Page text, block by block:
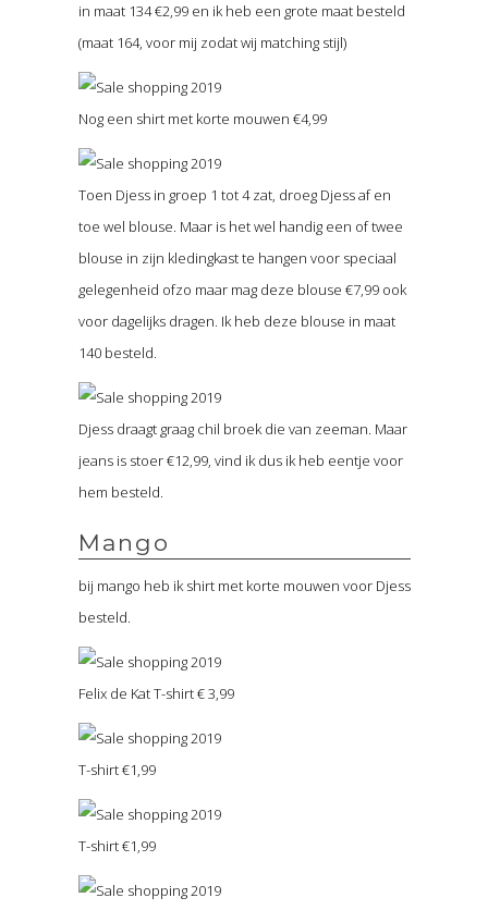
in maat 134 €2,99 en ik heb een grote maat besteld
(maat 164, voor mij zodat wij matching stijl)
Nog een shirt met korte mouwen €4,99
Toen Djess in groep 1 tot 4 zat, droeg Djess af en
toe wel blouse. Maar is het wel handig een of twee
blouse in zijn kledingkast te hangen voor speciaal
gelegenheid ofzo maar mag deze blouse €7,99 ook
voor dagelijks dragen. Ik heb deze blouse in maat
140 besteld.
Djess draagt graag chil broek die van zeeman. Maar
jeans is stoer €12,99, vind ik dus ik heb eentje voor
hem besteld.
Mango
bij mango heb ik shirt met korte mouwen voor Djess
besteld.
Felix de Kat T-shirt € 3,99
T-shirt €1,99
T-shirt €1,99